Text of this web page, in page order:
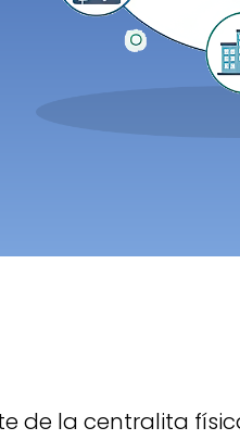
de la centralita